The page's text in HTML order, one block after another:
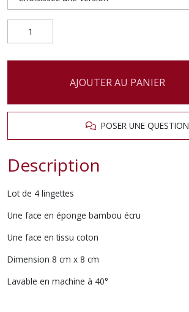
AJOUTER AU PANIER
POSER UNE QUESTION
Description
Lot de 4 lingettes
Une face en éponge bambou écru
Une face en tissu coton
Dimension 8 cm x 8 cm
Lavable en machine à 40°